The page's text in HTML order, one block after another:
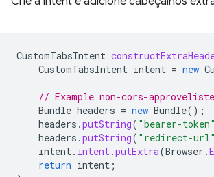
CustomTabsIntent
CustomTabsIntent intent = new
// Example non-cors-
Bundle headers = new Bundle();
headers .putString( "bearer-token"
headers .putString( "redirect-url"
intent. intent.putExtra(Browser .
return intent ;